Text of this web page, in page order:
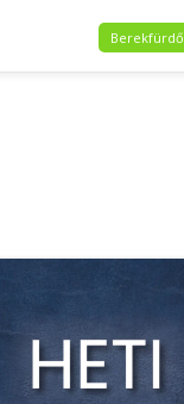
Berekfürdő